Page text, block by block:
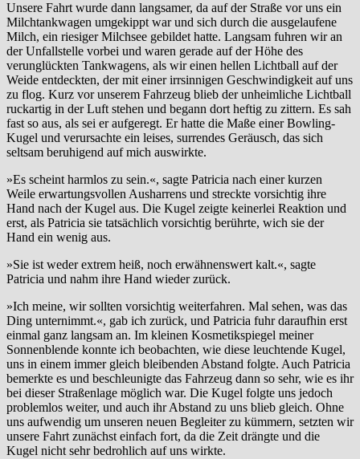
Unsere Fahrt wurde dann langsamer, da auf der Straße vor uns ein
Milchtankwagen umgekippt war und sich durch die ausgelaufene
Milch, ein riesiger Milchsee gebildet hatte. Langsam fuhren wir an
der Unfallstelle vorbei und waren gerade auf der Höhe des
verunglückten Tankwagens, als wir einen hellen Lichtball auf der
Weide entdeckten, der mit einer irrsinnigen Geschwindigkeit auf uns
zu flog. Kurz vor unserem Fahrzeug blieb der unheimliche Lichtball
ruckartig in der Luft stehen und begann dort heftig zu zittern. Es sah
fast so aus, als sei er aufgeregt. Er hatte die Maße einer Bowling-
Kugel und verursachte ein leises, surrendes Geräusch, das sich
seltsam beruhigend auf mich auswirkte.
»Es scheint harmlos zu sein.«, sagte Patricia nach einer kurzen
Weile erwartungsvollen Ausharrens und streckte vorsichtig ihre
Hand nach der Kugel aus. Die Kugel zeigte keinerlei Reaktion und
erst, als Patricia sie tatsächlich vorsichtig berührte, wich sie der
Hand ein wenig aus.
»Sie ist weder extrem heiß, noch erwähnenswert kalt.«, sagte
Patricia und nahm ihre Hand wieder zurück.
»Ich meine, wir sollten vorsichtig weiterfahren. Mal sehen, was das
Ding unternimmt.«, gab ich zurück, und Patricia fuhr daraufhin erst
einmal ganz langsam an. Im kleinen Kosmetikspiegel meiner
Sonnenblende konnte ich beobachten, wie diese leuchtende Kugel,
uns in einem immer gleich bleibenden Abstand folgte. Auch Patricia
bemerkte es und beschleunigte das Fahrzeug dann so sehr, wie es ihr
bei dieser Straßenlage möglich war. Die Kugel folgte uns jedoch
problemlos weiter, und auch ihr Abstand zu uns blieb gleich. Ohne
uns aufwendig um unseren neuen Begleiter zu kümmern, setzten wir
unsere Fahrt zunächst einfach fort, da die Zeit drängte und die
Kugel nicht sehr bedrohlich auf uns wirkte.